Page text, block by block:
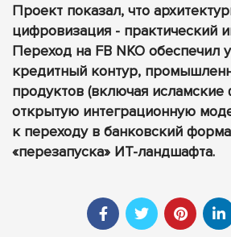
Проект показал, что
цифровизация - практический
Переход на FB NKO обеспечил
кредитный контур,
продуктов (включая исламские
открытую интеграционную
к переходу в банковский
«перезапуска» ИТ-ландшафта.